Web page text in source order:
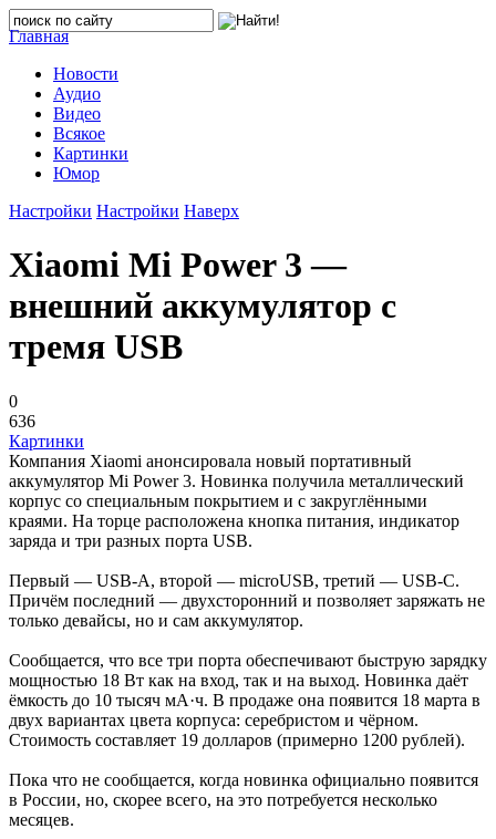
Главная
Новости
Аудио
Видео
Всякое
Картинки
Юмор
Настройки Настройки Наверх
Xiaomi Mi Power 3 —
внешний аккумулятор с
тремя USB
0
636
Картинки
Компания Xiaomi анонсировала новый портативный
аккумулятор Mi Power 3. Новинка получила металлический
корпус со специальным покрытием и с закруглёнными
краями. На торце расположена кнопка питания, индикатор
заряда и три разных порта USB.
Первый — USB-A, второй — microUSB, третий — USB-C.
Причём последний — двухсторонний и позволяет заряжать не
только девайсы, но и сам аккумулятор.
Сообщается, что все три порта обеспечивают быструю зарядку
мощностью 18 Вт как на вход, так и на выход. Новинка даёт
ёмкость до 10 тысяч мА·ч. В продаже она появится 18 марта в
двух вариантах цвета корпуса: серебристом и чёрном.
Стоимость составляет 19 долларов (примерно 1200 рублей).
Пока что не сообщается, когда новинка официально появится
в России, но, скорее всего, на это потребуется несколько
месяцев.